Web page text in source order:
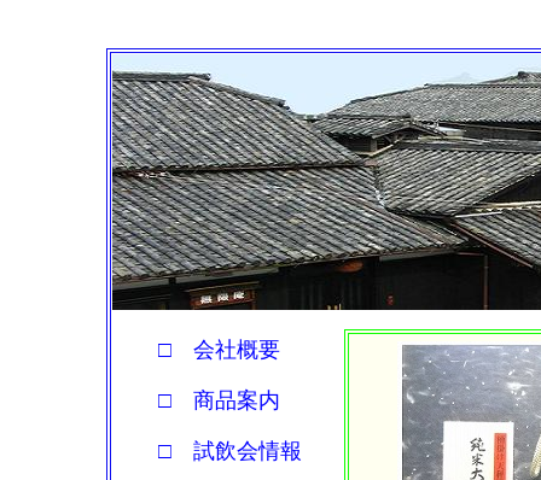
□ 会社概要
□ 商品案内
□ 試飲会情報